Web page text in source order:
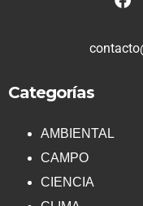
Categorías
AMBIENTAL
CAMPO
CIENCIA